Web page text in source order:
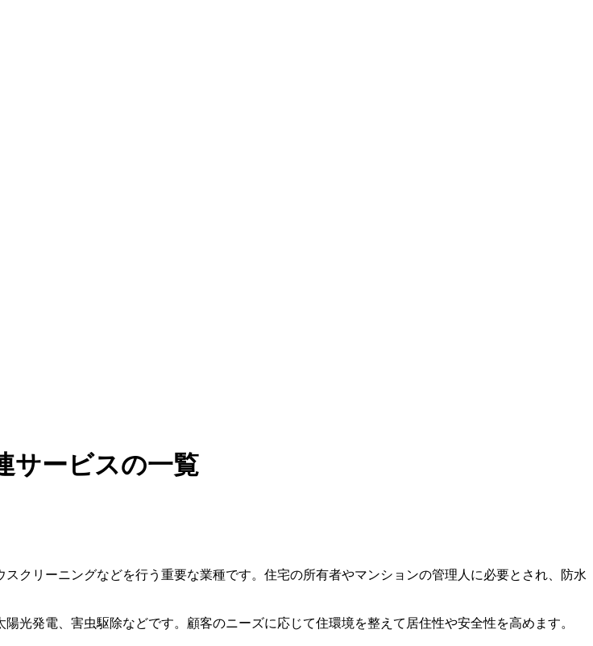
サービスの一覧
クリーニングなどを行う重要な業種です。住宅の所有者やマンションの管理人に必要とされ、防水
光発電、害虫駆除などです。顧客のニーズに応じて住環境を整えて居住性や安全性を高めます。